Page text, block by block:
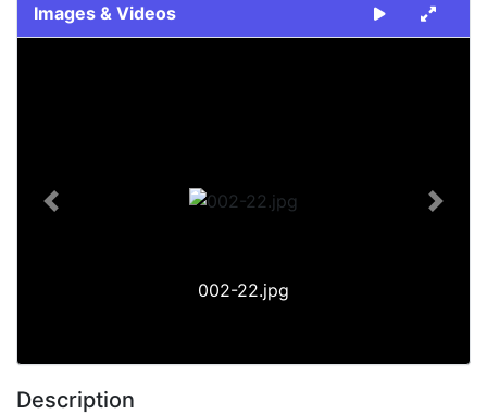
Images & Videos
002-22.jpg
Previous Next
Description